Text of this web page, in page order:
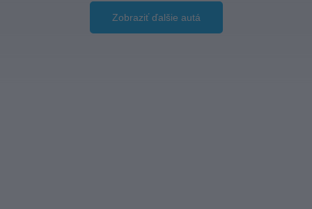
Zobraziť ďalšie autá